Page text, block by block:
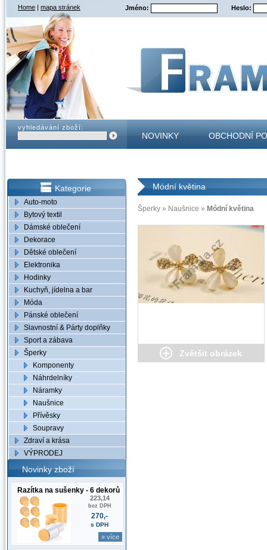
Home | mapa stránek Jméno: Heslo:
vyhledávání zboží:
NOVINKY OBCHODNÍ
Kategorie
Auto-moto
Bytový textil
Dámské oblečení
Dekorace
Dětské oblečení
Elektronika
Hodinky
Kuchyň, jídelna a bar
Móda
Pánské oblečení
Slavnostní & Párty doplňky
Sport a zábava
Šperky
Komponenty
Náhrdelníky
Náramky
Naušnice
Přívěsky
Soupravy
Zdraví a krása
VÝPRODEJ
Novinky zboží
Razítka na sušenky - 6 dekorů
223,14
bez DPH
270,-
s DPH
» více
Módní květina
Šperky » Naušnice » Módní květina
Zvětšit obrázek